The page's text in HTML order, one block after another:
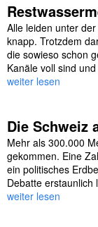
Alle leiden unter
knapp. Trotzdem
die sowieso schon
Kanäle voll sind
weiter lesen
Die Schweiz
Mehr als 300.000
gekommen. Eine
ein politisches
Debatte
weiter lesen